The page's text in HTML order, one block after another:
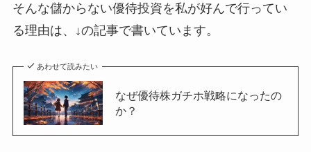
そんな儲からない優待投資を私が好んで行ってい
る理由は、↓の記事で書いています。
あわせて読みたい
なぜ優待株ガチホ戦略になったの
か？